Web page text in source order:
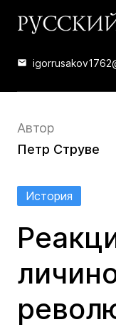
Автор
Петр Струве
История